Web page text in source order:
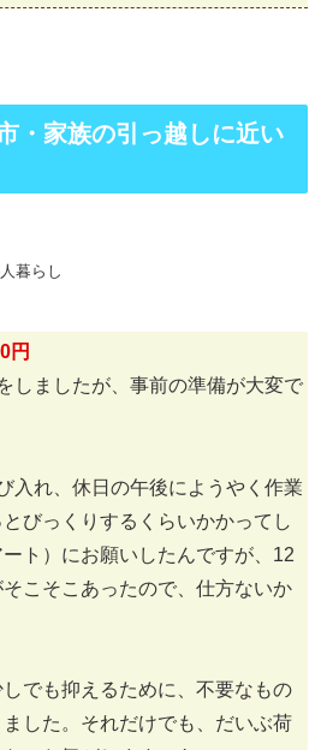
・家族の引っ越しに近い
暮らし
円
しましたが、事前の準備が大変で
入れ、休日の午後にようやく作業
びっくりするくらいかかってし
ト）にお願いしたんですが、12
こそこあったので、仕方ないか
でも抑えるために、不要なもの
した。それだけでも、だいぶ荷